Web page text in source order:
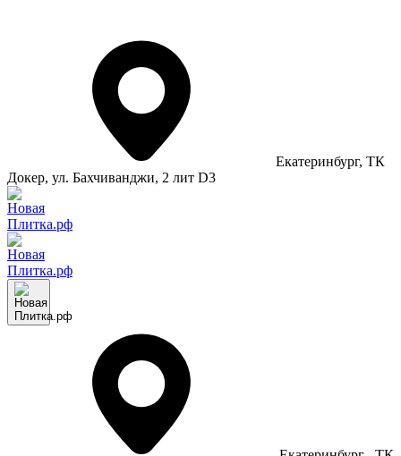
Екатеринбург, ТК
Докер, ул. Бахчиванджи, 2 лит D3